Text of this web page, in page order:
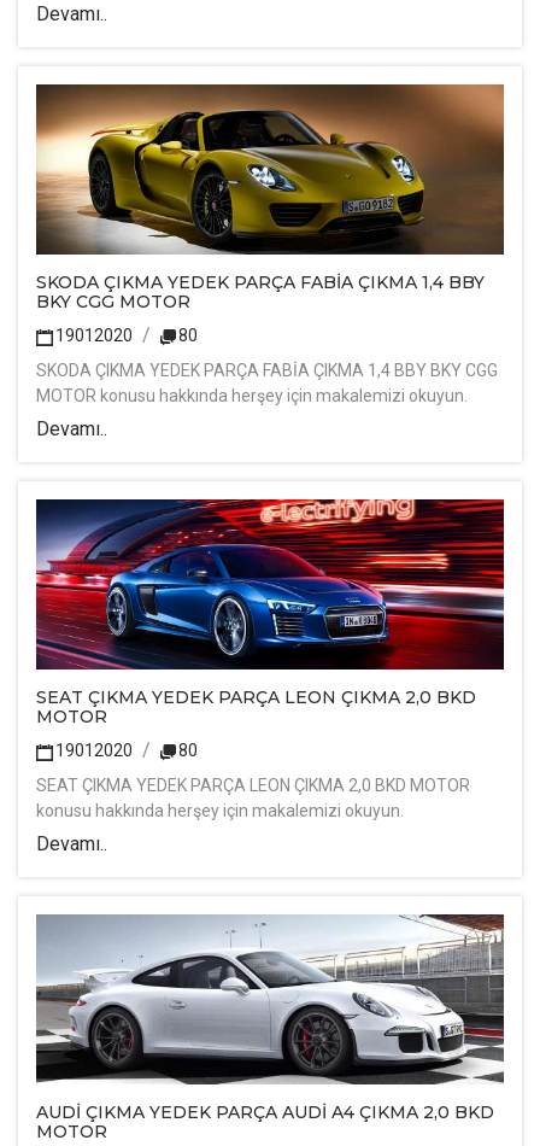
Devamı..
SKODA ÇIKMA YEDEK PARÇA FABİA ÇIKMA 1,4 BBY
BKY CGG MOTOR
19012020
80
SKODA ÇIKMA YEDEK PARÇA FABİA ÇIKMA 1,4 BBY BKY CGG
MOTOR konusu hakkında herşey için makalemizi okuyun.
Devamı..
SEAT ÇIKMA YEDEK PARÇA LEON ÇIKMA 2,0 BKD
MOTOR
19012020
80
SEAT ÇIKMA YEDEK PARÇA LEON ÇIKMA 2,0 BKD MOTOR
konusu hakkında herşey için makalemizi okuyun.
Devamı..
AUDİ ÇIKMA YEDEK PARÇA AUDİ A4 ÇIKMA 2,0 BKD
MOTOR